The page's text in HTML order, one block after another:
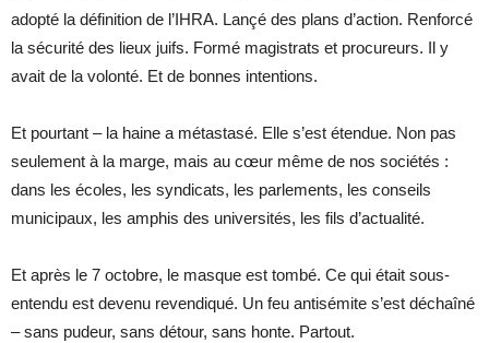
adopté la définition de l’IHRA. Lançé des plans d’action. Renforcé
la sécurité des lieux juifs. Formé magistrats et procureurs. Il y
avait de la volonté. Et de bonnes intentions.
Et pourtant – la haine a métastasé. Elle s’est étendue. Non pas
seulement à la marge, mais au cœur même de nos sociétés :
dans les écoles, les syndicats, les parlements, les conseils
municipaux, les amphis des universités, les fils d’actualité.
Et après le 7 octobre, le masque est tombé. Ce qui était sous-
entendu est devenu revendiqué. Un feu antisémite s’est déchaîné
– sans pudeur, sans détour, sans honte. Partout.